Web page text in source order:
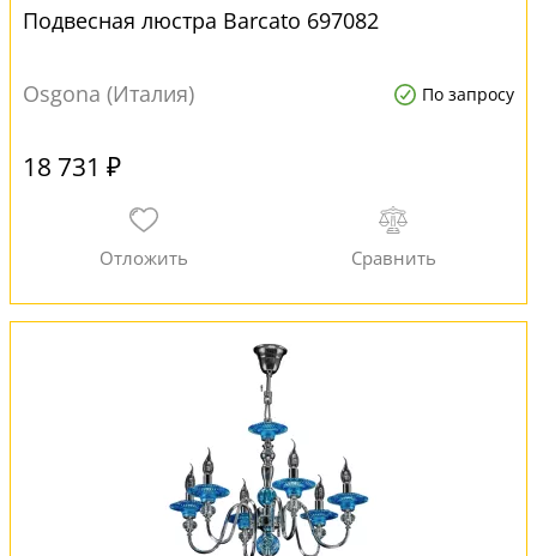
Подвесная люстра Barcato 697082
Osgona (Италия) По запросу
18 731 ₽